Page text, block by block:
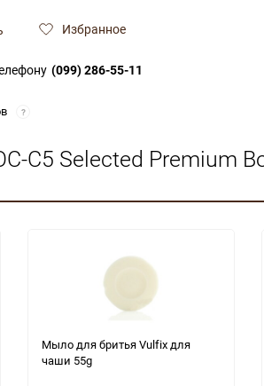
Избранное
(099) 286-55-11
?
C5 Selected Premium
Мыло для бритья Vulfix для
чаши 55g